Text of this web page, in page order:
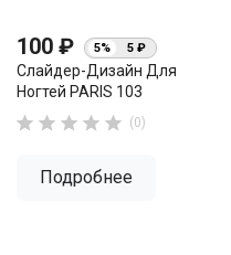
100 ₽ 5% 5 ₽
Слайдер-Дизайн Для
Ногтей PARIS 103
     (0)
Подробнее